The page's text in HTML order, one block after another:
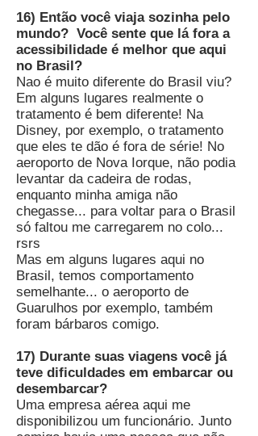
16) Então você viaja sozinha pelo
mundo? Você sente que lá fora a
acessibilidade é melhor que aqui
no Brasil?
Nao é muito diferente do Brasil viu?
Em alguns lugares realmente o
tratamento é bem diferente! Na
Disney, por exemplo, o tratamento
que eles te dão é fora de série! No
aeroporto de Nova Iorque, não podia
levantar da cadeira de rodas,
enquanto minha amiga não
chegasse... para voltar para o Brasil
só faltou me carregarem no colo...
rsrs
Mas em alguns lugares aqui no
Brasil, temos comportamento
semelhante... o aeroporto de
Guarulhos por exemplo, também
foram bárbaros comigo.
17) Durante suas viagens você já
teve dificuldades em embarcar ou
desembarcar?
Uma empresa aérea aqui me
disponibilizou um funcionário. Junto